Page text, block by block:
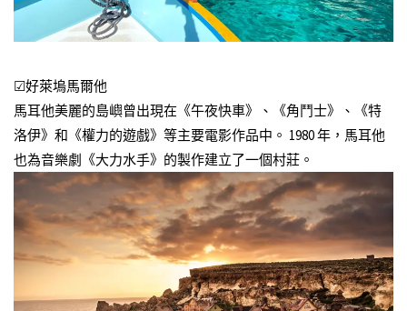
☑好萊塢馬爾他
馬耳他美麗的島嶼曾出現在《午夜快車》、《角鬥士》、《特
洛伊》和《權力的遊戲》等主要電影作品中。 1980 年，馬耳他
也為音樂劇《大力水手》的製作建立了一個村莊。